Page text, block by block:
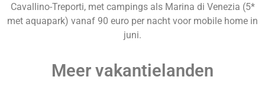
Cavallino-Treporti, met campings als Marina di Venezia (5*
met aquapark) vanaf 90 euro per nacht voor mobile home in
juni.
Meer vakantielanden